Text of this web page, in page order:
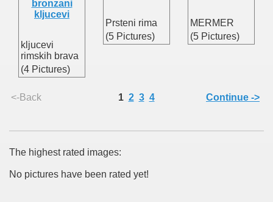
kljucevi
rimskih brava
(4 Pictures)
Prsteni rima
(5 Pictures)
MERMER
(5 Pictures)
<-Back 1 2 3 4 Continue ->
The highest rated images:
No pictures have been rated yet!